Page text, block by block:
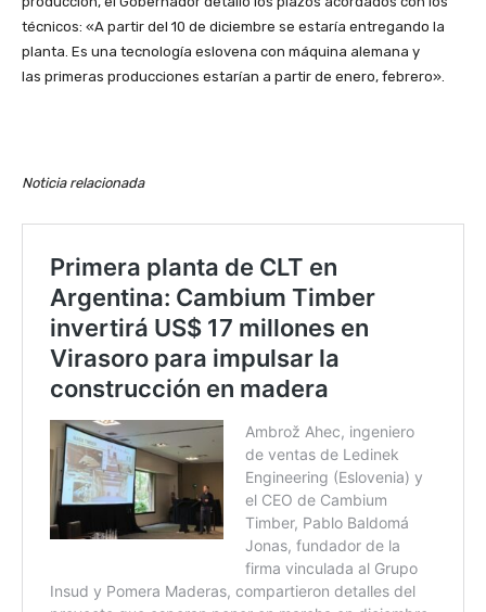
técnicos: «A partir del 10 de diciembre se estaría entregando la
planta. Es una tecnología eslovena con máquina alemana y
las primeras producciones estarían a partir de enero, febrero».
Noticia relacionada